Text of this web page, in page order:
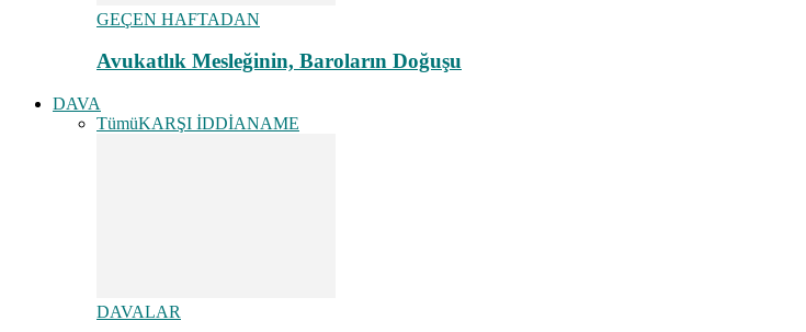
GEÇEN HAFTADAN
Avukatlık Mesleğinin, Baroların Doğuşu
DAVA
TümüKARŞI İDDİANAME
DAVALAR